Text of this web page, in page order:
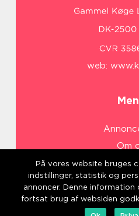
web:
Om
På vores website bruges
indstillinger, statistik og
annoncer. Denne
fortsat brug af websiden